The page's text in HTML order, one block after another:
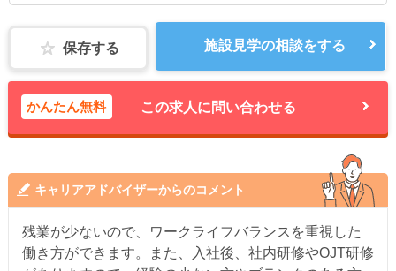
保存する 施設見学の相談をする
かんたん無料 この求人に問い合わせる
キャリアアドバイザーからのコメント
残業が少ないので、ワークライフバランスを重視した
働き方ができます。また、入社後、社内研修やOJT研修